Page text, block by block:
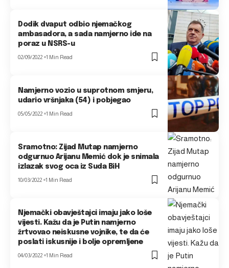
Dodik dvaput odbio njemačkog
ambasadora, a sada namjerno ide na
poraz u NSRS-u
02/09/2022 1 Min Read
Namjerno vozio u suprotnom smjeru,
udario vršnjaka (54) i pobjegao
05/05/2022 1 Min Read
Sramotno: Zijad Mutap namjerno
odgurnuo Arijanu Memić dok je snimala
izlazak svog oca iz Suda BiH
10/03/2022 1 Min Read
Njemački obavještajci imaju jako loše
vijesti. Kažu da je Putin namjerno
žrtvovao neiskusne vojnike, te da će
poslati iskusnije i bolje opremljene
04/03/2022 1 Min Read